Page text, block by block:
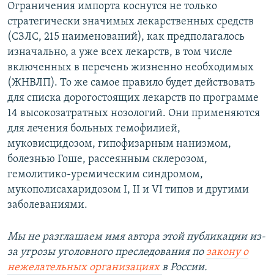
Ограничения импорта коснутся не только
стратегически значимых лекарственных средств
(СЗЛС, 215 наименований), как предполагалось
изначально, а уже всех лекарств, в том числе
включенных в перечень жизненно необходимых
(ЖНВЛП). То же самое правило будет действовать
для списка дорогостоящих лекарств по программе
14 высокозатратных нозологий. Они применяются
для лечения больных гемофилией,
муковисцидозом, гипофизарным нанизмом,
болезнью Гоше, рассеянным склерозом,
гемолитико-уремическим синдромом,
мукополисахаридозом I, II и VI типов и другими
заболеваниями.
Мы не разглашаем имя автора этой публикации из-
за угрозы уголовного преследования позакону о
нежелательных организацияхв России.